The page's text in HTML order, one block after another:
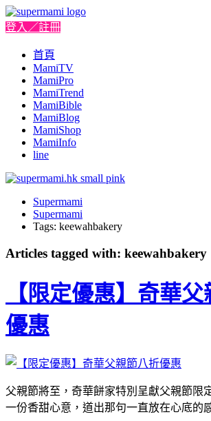
登入／註冊
首頁
MamiTV
MamiPro
MamiTrend
MamiBible
MamiBlog
MamiShop
MamiInfo
line
Supermami
Supermami
Tags: keewahbakery
Articles tagged with: keewahbakery
【限定優惠】奇華
優惠
父親節將至，奇華餅家特別呈獻父親節限
一份香甜心意，道出那句一直放在心底的